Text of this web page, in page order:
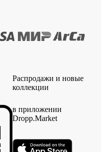
Распродажи и новые
коллекции
в приложении
Dropp.Market